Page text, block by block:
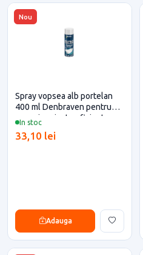
Nou
In stoc
Spray vopsea alb portelan
400 ml Denbraven pentru
casa si proiecte eficiente
33,10 lei
Adauga